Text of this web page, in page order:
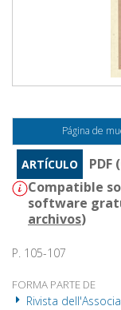
Página de
ARTÍCULO
PDF
Compatible
software
archivos)
P. 105-107
FORMA PARTE DE
Rivista